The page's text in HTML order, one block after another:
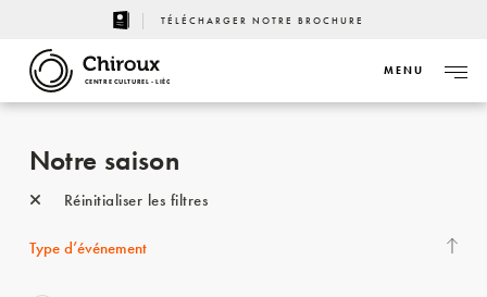
TÉLÉCHARGER NOTRE BROCHURE
CENTRE CULTUREL - LIÈGE
MENU
Notre saison
Réinitialiser les filtres
Type d’événement